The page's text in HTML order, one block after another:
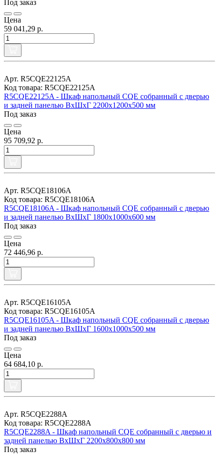
Под заказ
Цена
59 041,29 р.
Арт. R5CQE22125A
Код товара: R5CQE22125A
R5CQE22125A - Шкаф напольный CQE собранный с дверью
и задней панелью ВхШхГ 2200x1200x500 мм
Под заказ
Цена
95 709,92 р.
Арт. R5CQE18106A
Код товара: R5CQE18106A
R5CQE18106A - Шкаф напольный CQE собранный с дверью
и задней панелью ВхШхГ 1800x1000x600 мм
Под заказ
Цена
72 446,96 р.
Арт. R5CQE16105A
Код товара: R5CQE16105A
R5CQE16105A - Шкаф напольный CQE собранный с дверью
и задней панелью ВхШхГ 1600x1000x500 мм
Под заказ
Цена
64 684,10 р.
Арт. R5CQE2288A
Код товара: R5CQE2288A
R5CQE2288A - Шкаф напольный CQE собранный с дверью и
задней панелью ВхШхГ 2200x800x800 мм
Под заказ